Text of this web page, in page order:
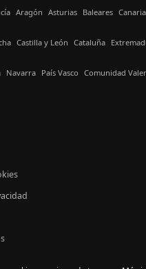
Aragón Asturias Baleares
Castilla y León Cataluña
Navarra País Vasco Comunidad